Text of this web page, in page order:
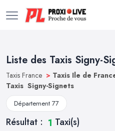
Liste des Taxis Signy-
Taxis France > Taxis Ile de
Taxis Signy-Signets
Département 77
Résultat : 1 Taxi(s)